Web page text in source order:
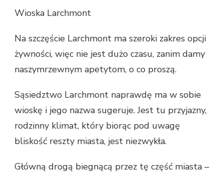
Wioska Larchmont
Na szczęście Larchmont ma szeroki zakres opcji
żywności, więc nie jest dużo czasu, zanim damy
naszymrzewnym apetytom, o co proszą.
Sąsiedztwo Larchmont naprawdę ma w sobie
wioskę i jego nazwa sugeruje. Jest tu przyjazny,
rodzinny klimat, który biorąc pod uwagę
bliskość reszty miasta, jest niezwykła.
Główną drogą biegnącą przez tę część miasta –